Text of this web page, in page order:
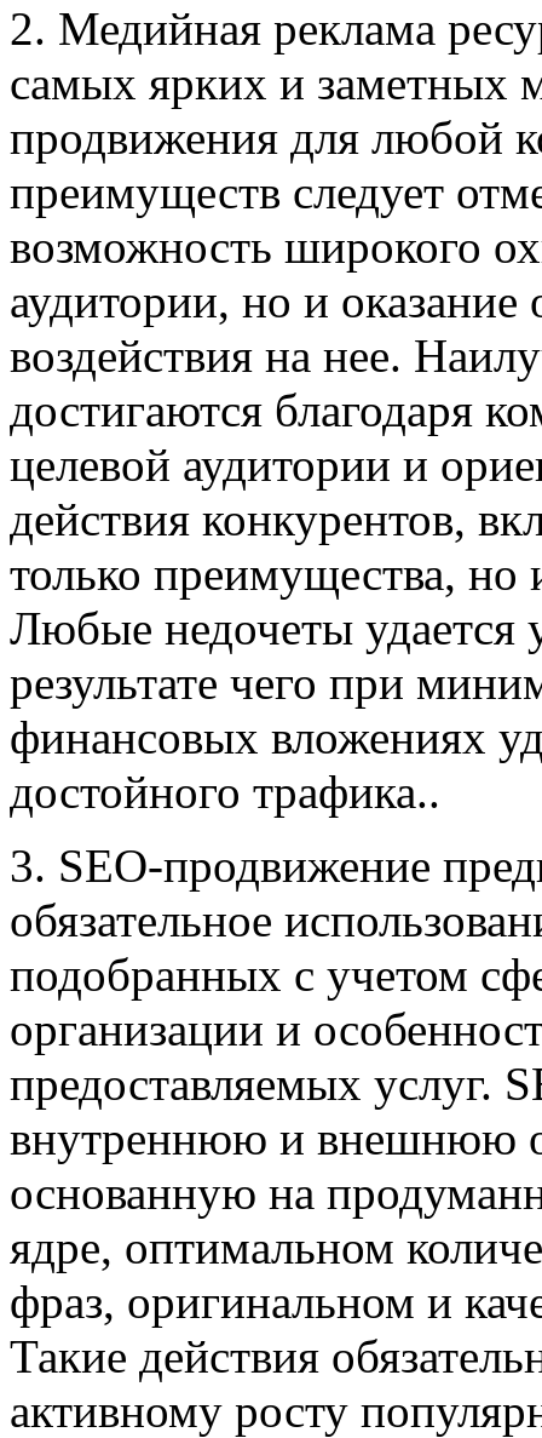
2. Медийная реклама
самых ярких и заметных
продвижения для любой
преимуществ следует
возможность широкого
аудитории, но и оказание
воздействия на нее.
достигаются благодаря
целевой аудитории и
действия конкурентов,
только преимущества, но
Любые недочеты удается
результате чего при
финансовых вложениях
достойного трафика..
3. SEO-продвижение
обязательное
подобранных с учетом
организации и
предоставляемых услуг.
внутреннюю и внешнюю
основанную на
ядре, оптимальном
фраз, оригинальном и
Такие действия
активному росту